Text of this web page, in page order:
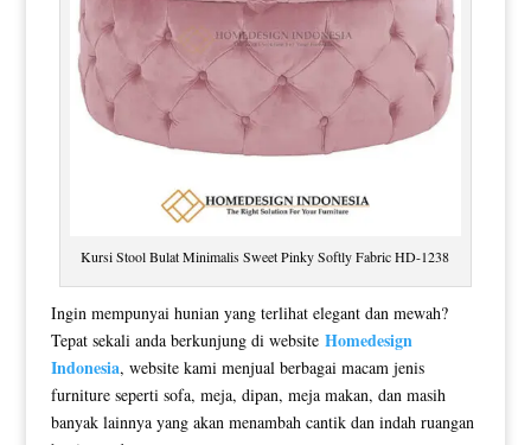
Kursi Stool Bulat Minimalis Sweet Pinky Softly Fabric HD-1238
Ingin mempunyai hunian yang terlihat elegant dan mewah?
Tepat sekali anda berkunjung di website Homedesign
Indonesia, website kami menjual berbagai macam jenis
furniture seperti sofa, meja, dipan, meja makan, dan masih
banyak lainnya yang akan menambah cantik dan indah ruangan